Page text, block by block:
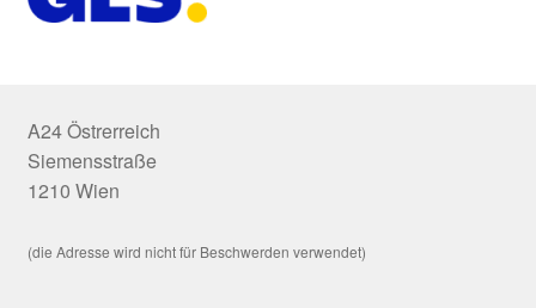
A24 Östrerreich
Siemensstraße
1210 Wien
(die Adresse wird nicht für Beschwerden verwendet)